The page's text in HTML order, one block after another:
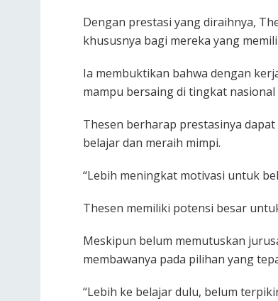
Dengan prestasi yang diraihnya,
khususnya bagi mereka yang
Ia membuktikan bahwa dengan
mampu bersaing di tingkat
Thesen berharap prestasinya
belajar dan meraih mimpi.
“Lebih meningkat motivasi untuk
Thesen memiliki potensi besar
Meskipun belum memutuskan
membawanya pada pilihan yang
“Lebih ke belajar dulu, belum